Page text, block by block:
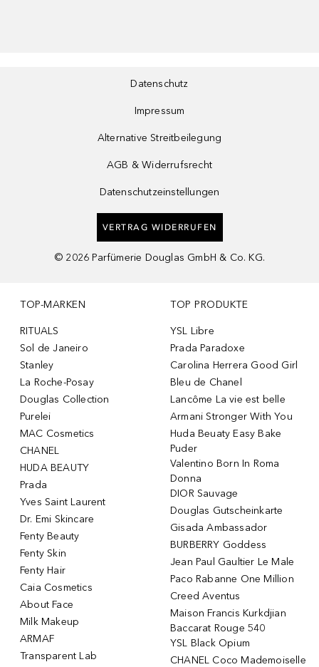
Datenschutz
Impressum
Alternative Streitbeilegung
AGB & Widerrufsrecht
Datenschutzeinstellungen
VERTRAG WIDERRUFEN
© 2026 Parfümerie Douglas GmbH & Co. KG.
TOP-MARKEN
RITUALS
Sol de Janeiro
Stanley
La Roche-Posay
Douglas Collection
Purelei
MAC Cosmetics
CHANEL
HUDA BEAUTY
Prada
Yves Saint Laurent
Dr. Emi Skincare
Fenty Beauty
Fenty Skin
Fenty Hair
Caia Cosmetics
About Face
Milk Makeup
ARMAF
Transparent Lab
TOP PRODUKTE
YSL Libre
Prada Paradoxe
Carolina Herrera Good Girl
Bleu de Chanel
Lancôme La vie est belle
Armani Stronger With You
Huda Beuaty Easy Bake
Puder
Valentino Born In Roma
Donna
DIOR Sauvage
Douglas Gutscheinkarte
Gisada Ambassador
BURBERRY Goddess
Jean Paul Gaultier Le Male
Paco Rabanne One Million
Creed Aventus
Maison Francis Kurkdjian
Baccarat Rouge 540
YSL Black Opium
CHANEL Coco Mademoiselle